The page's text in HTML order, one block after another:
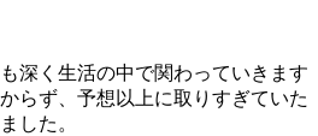
深く生活の中で関わっていきます
らず、予想以上に取りすぎていた
した。